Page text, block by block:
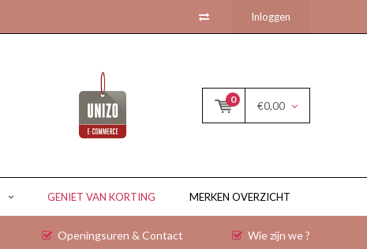
Inloggen
0
€0,00
GENIET VAN KORTING MERKEN OVERZICHT
Openingsuren & Contact Wie zijn we ?